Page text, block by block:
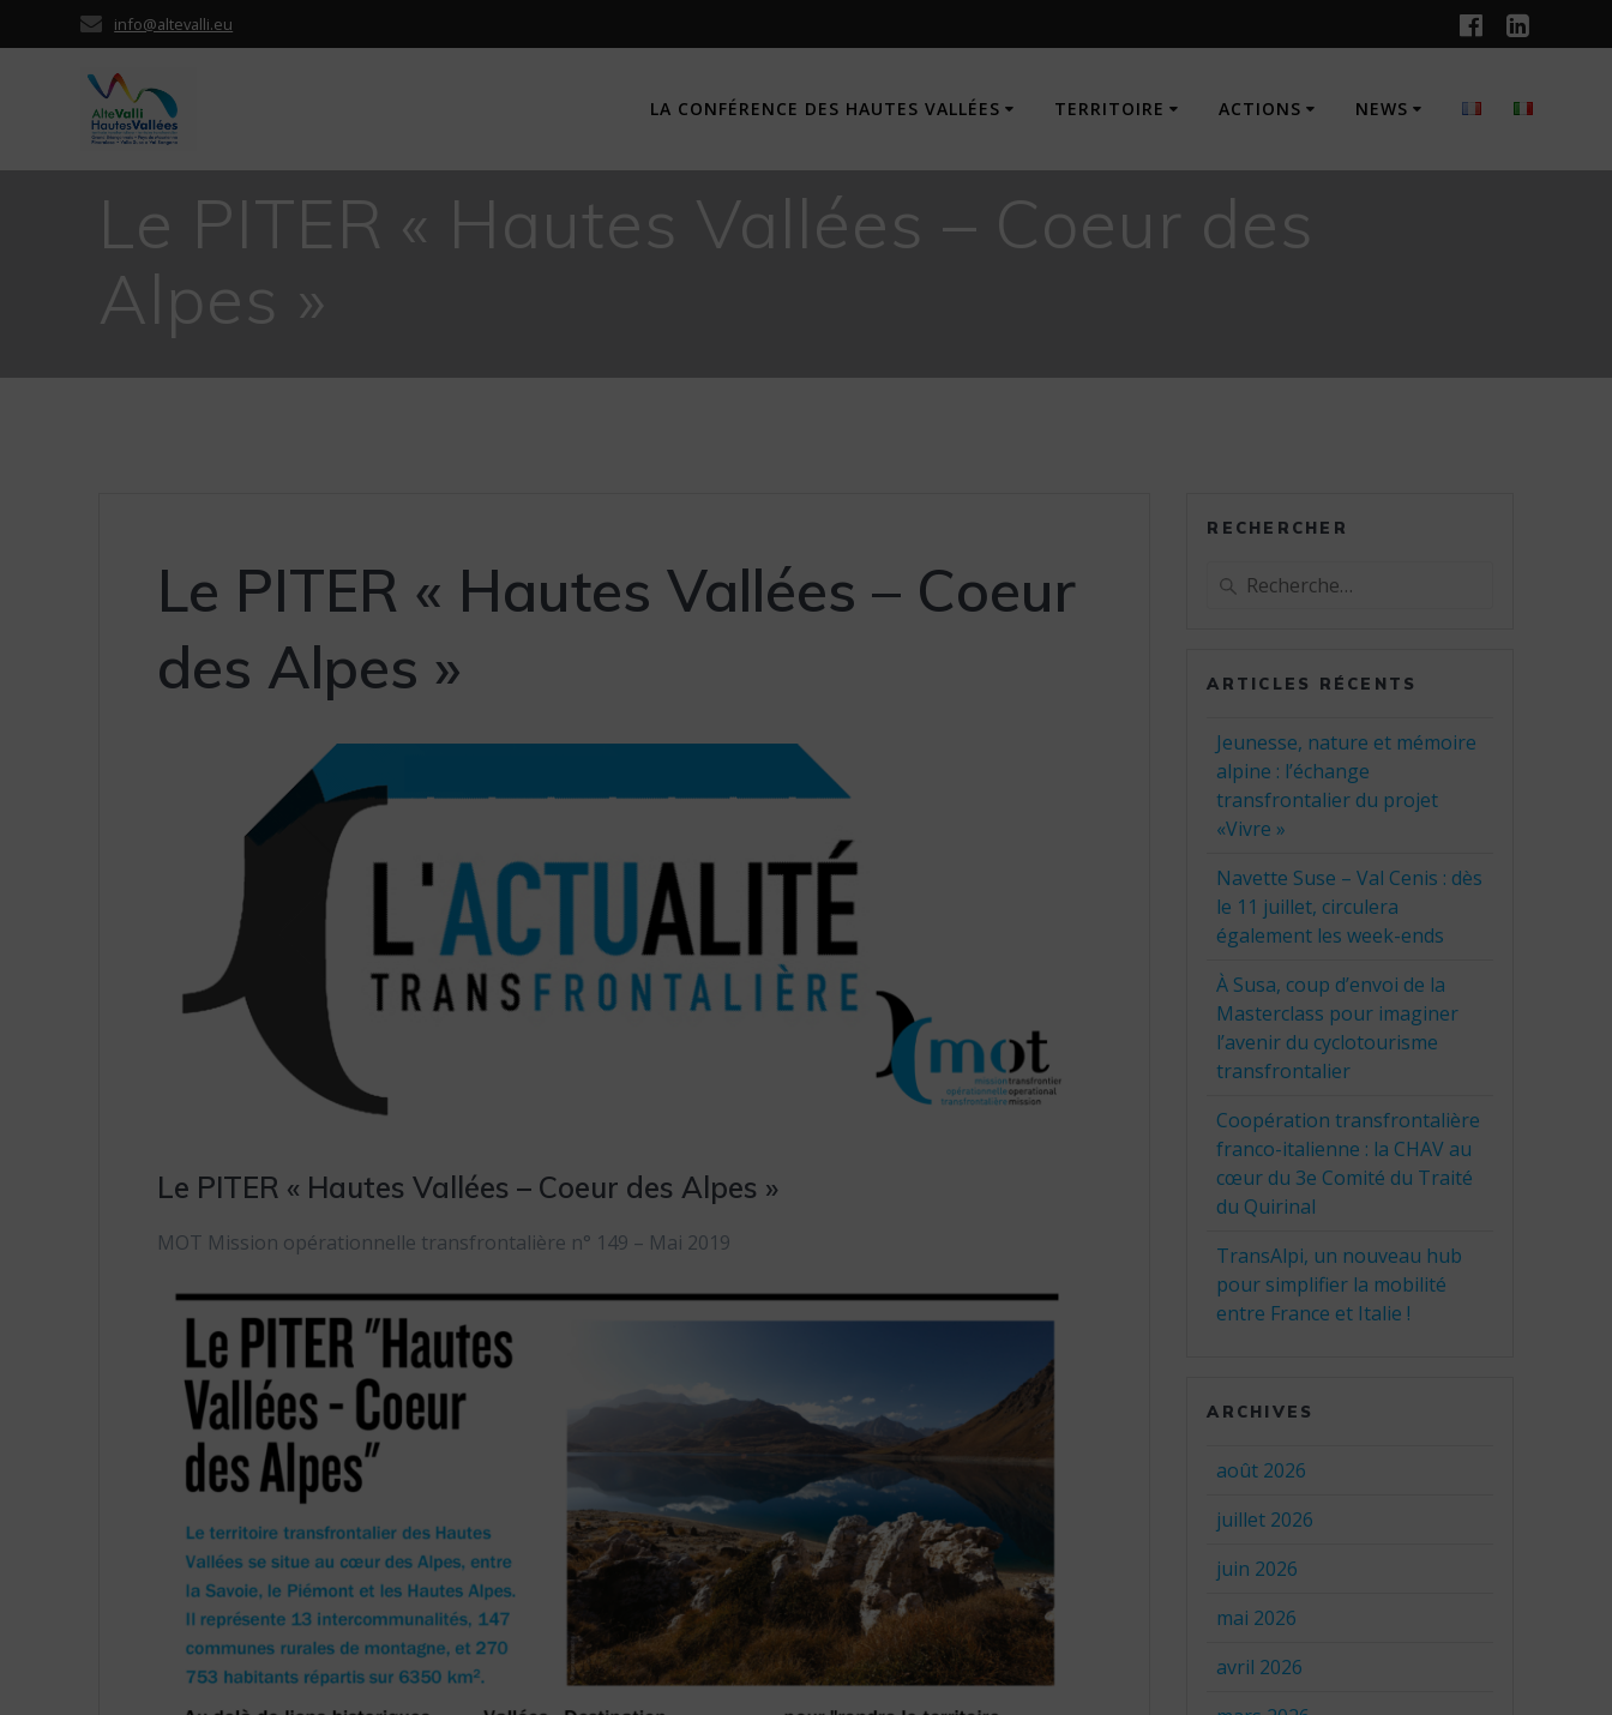
au
info@altevalli.eu
LA CONFÉRENCE DES HAUTES VALLÉES TERRITOIRE ACTIONS NEWS
Le PITER « Hautes Vallées – Coeur des
Alpes »
Le PITER « Hautes Vallées – Coeur
des Alpes »
Le PITER « Hautes Vallées – Coeur des Alpes »
MOT Mission opérationnelle transfrontalière n° 149 – Mai 2019
RECHERCHER
Recherche
pour
ARTICLES RÉCENTS
Jeunesse, nature et mémoire
alpine : l’échange
transfrontalier du projet
«Vivre »
Navette Suse – Val Cenis : dès
le 11 juillet, circulera
également les week-ends
À Susa, coup d’envoi de la
Masterclass pour imaginer
l’avenir du cyclotourisme
transfrontalier
Coopération transfrontalière
franco-italienne : la CHAV au
cœur du 3e Comité du Traité
du Quirinal
TransAlpi, un nouveau hub
pour simplifier la mobilité
entre France et Italie !
ARCHIVES
août 2026
juillet 2026
juin 2026
mai 2026
avril 2026